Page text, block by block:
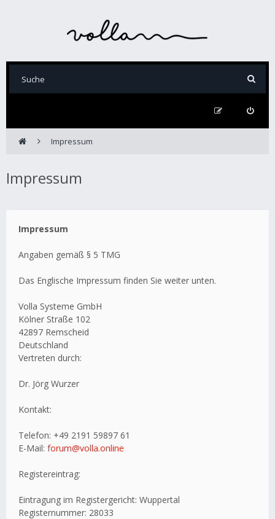
Impressum
Impressum
Impressum
Angaben gemäß § 5 TMG
Das Englische Impressum finden Sie weiter unten.
Volla Systeme GmbH
Kölner Straße 102
42897 Remscheid
Deutschland
Vertreten durch:
Dr. Jörg Wurzer
Kontakt:
Telefon: +49 2191 59897 61
E-Mail: forum@volla.online
Registereintrag:
Eintragung im Registergericht: Wuppertal
Registernummer: 28033